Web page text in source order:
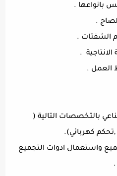
بانواعها .
.
الشفتات .
الانتاجية .
العمل .
بالتخصصات التالية (
كهربائي).
واستعمال ادوات التجميع